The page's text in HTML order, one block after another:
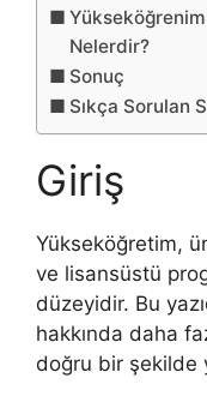
Yükseköğrenim
Nelerdir?
Sonuç
Sıkça Sorulan
Giriş
Yükseköğretim,
ve lisansüstü
düzeyidir. Bu
hakkında daha
doğru bir şekilde